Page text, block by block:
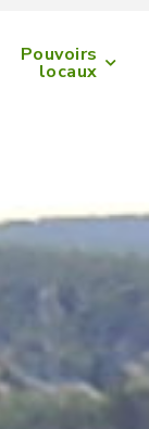
Pouvoirs
locaux